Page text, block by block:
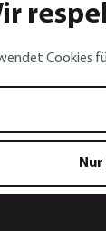
COLT?
sicher in der
Cookies